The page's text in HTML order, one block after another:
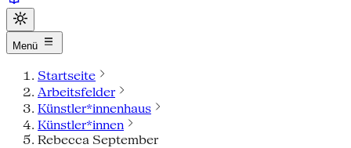
Menü
Startseite
Arbeitsfelder
Künstler*innenhaus
Künstler*innen
Rebecca September